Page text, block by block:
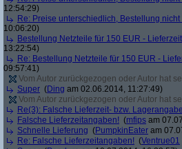
12:54:29)
Re: Preise unterschiedlich, Bestellung
10:06:20)
Bestellung Netzteile für 150 EUR -
13:22:54)
Re: Bestellung Netzteile für 150 EUR -
09:57:41)
Vom Autor zurückgezogen oder Autor hat
Super (Ding am 02.06.2014, 11:27:49)
Vom Autor zurückgezogen oder Autor hat
Re(3): Falsche Lieferzeit- bzw.
Falsche Lieferzeitangaben! (mfips am
Schnelle Lieferung (PumpkinEater am
Re: Falsche Lieferzeitangaben! (Ventrue01